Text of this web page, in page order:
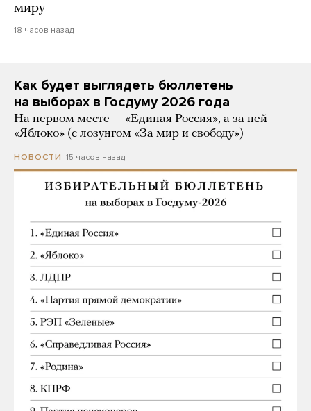
миру
18 часов назад
Как будет выглядеть бюллетень
на выборах в Госдуму 2026 года
На первом месте — «Единая Россия», а за ней —
«Яблоко» (с лозунгом «За мир и свободу»)
НОВОСТИ 15 часов назад